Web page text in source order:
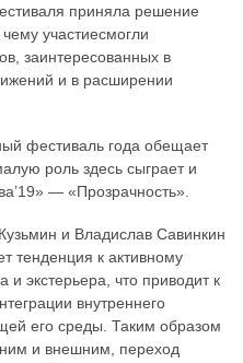
приняла решение
участиесмогли
заинтересованных в
и в расширении
фестиваль года обещает
роль здесь сыграет и
— «Прозрачность».
и Владислав Савинкин
тенденция к активному
экстерьера, что приводит к
внутреннего
его среды. Таким образом
и внешним, переход